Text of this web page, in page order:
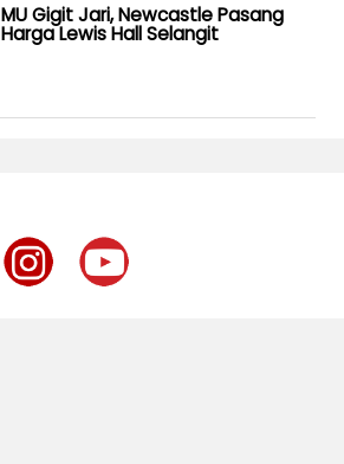
MU Gigit Jari, Newcastle Pasang
Harga Lewis Hall Selangit